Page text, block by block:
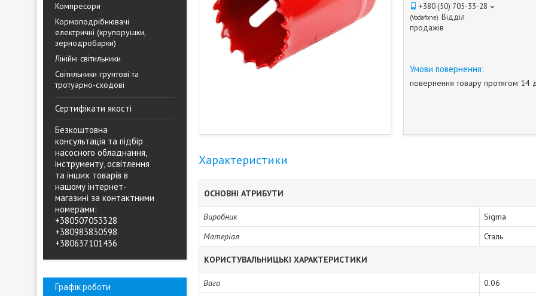
Компресори
Кормоподрібнювачі
електричні (крупорушки,
зернодробарки)
Лінійні світильники
Світильники грунтові та
тротуарно-сходові
Сертифікати якості
Безкоштовна
консультація та підбір
насосного обладнання,
інструменту, освітлення
та інших товарів в
нашому інтернет-
магазині за контактними
номерами:
+380507053328
+380983830598
+380637101436
Графік роботи
+380 (50) 705-33-28
Vodafone Відділ
продажів
повернення товару протягом 14
Характеристики
ОСНОВНІ АТРИБУТИ
Виробник
Sigma
Матеріал
Сталь
КОРИСТУВАЛЬНИЦЬКІ ХАРАКТЕРИСТИКИ
Вага
0.06